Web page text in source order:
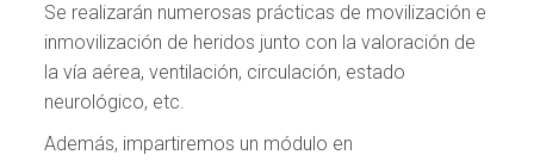
Se realizarán numerosas prácticas de movilización e
inmovilización de heridos junto con la valoración de
la vía aérea, ventilación, circulación, estado
neurológico, etc.
Además, impartiremos un módulo en